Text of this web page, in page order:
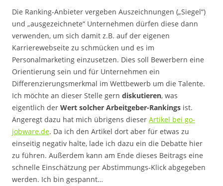
Die Ranking-Anbieter vergeben Auszeichnungen („Siegel“)
und „ausgezeichnete“ Unternehmen dürfen diese dann
verwenden, um sich damit z.B. auf der eigenen
Karrierewebseite zu schmücken und es im
Personalmarketing einzusetzen. Dies soll Bewerbern eine
Orientierung sein und für Unternehmen ein
Differenzierungsmerkmal im Wettbewerb um die Talente.
Ich möchte an dieser Stelle gern diskutieren, was
eigentlich der Wert solcher Arbeitgeber-Rankings ist.
Angeregt dazu hat mich übrigens dieser Artikel bei go-
jobware.de. Da ich den Artikel dort aber für etwas zu
einseitig negativ halte, lade ich dazu ein die Debatte hier
zu führen. Außerdem kann am Ende dieses Beitrags eine
schnelle Einschätzung per Abstimmungs-Klick abgegeben
werden. Ich bin gespannt…